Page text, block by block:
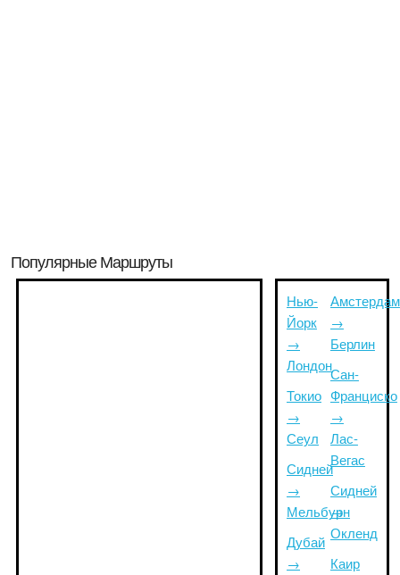
Популярные Маршруты
Нью-
Йорк
→
Лондон
Токио
→
Сеул
Сидней
→
Мельбурн
Дубай
→
Амстердам
→
Берлин
Сан-
Франциско
→
Лас-
Вегас
Сидней
→
Окленд
Каир